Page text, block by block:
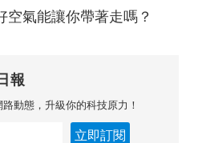
氣能讓你帶著走嗎？
報
動態，升級你的科技原力！
立即訂閱